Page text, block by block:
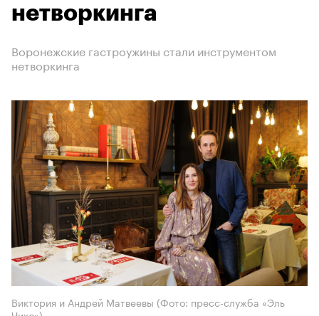
нетворкинга
Воронежские гастроужины стали инструментом
нетворкинга
Виктория и Андрей Матвеевы (Фото: пресс-служба «Эль